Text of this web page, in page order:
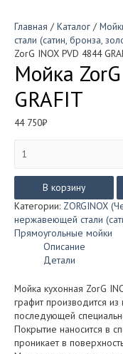
Главная / Каталог /
стали (сатин, бронза,
ZorG INOX PVD 4844
Мойка
GRAFIT
44 750₽
товара
INOX
PVD
4844
GRAFIT
В корзину
Категории: ZORGINOX
нержавеющей стали
Прямоугольные мойки
Описание
Детали
Мойка кухонная ZorG
графит производится
последующей
Покрытие наносится в
проникает в